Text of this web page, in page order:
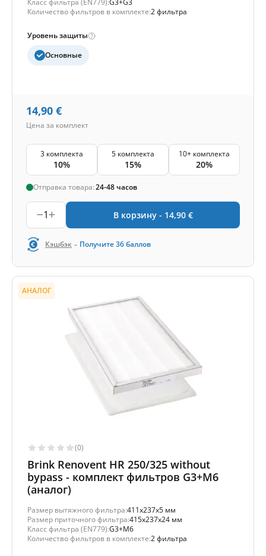
Класс фильтра (EN779):G3+G3
Количество фильтров в комплекте:2 фильтра
Уровень защиты
Основные
14,90 €
Цена за комплект
3 комплекта
10%
5 комплекта
15%
10+ комплекта
20%
Отправка товара:24-48 часов
1 В корзину - 14,90 €
Кэшбэк - Получите36баллов
АНАЛОГ
(0)
Brink Renovent HR 250/325 without
bypass - комплект фильтров G3+M6
(аналог)
Размер вытяжного фильтра:411x237x5 мм
Размер приточного фильтра:415x237x24 мм
Класс фильтра (EN779):G3+M6
Количество фильтров в комплекте:2 фильтра